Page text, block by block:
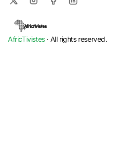
AfricTivistes· All rights reserved.